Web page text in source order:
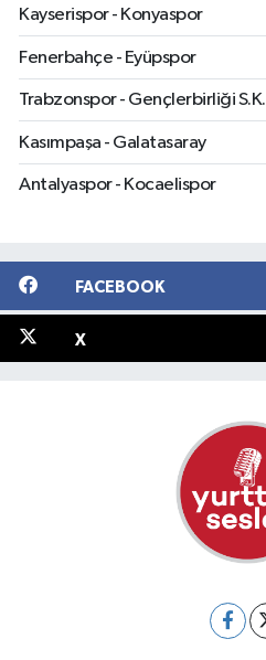
Kayserispor - Konyaspor
Fenerbahçe - Eyüpspor
Trabzonspor - Gençlerbirliği S.K.
Kasımpaşa - Galatasaray
Antalyaspor - Kocaelispor
FACEBOOK
X